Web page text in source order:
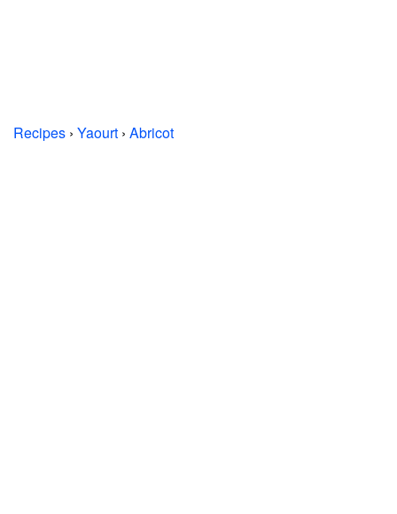
Recipes › Yaourt › Abricot